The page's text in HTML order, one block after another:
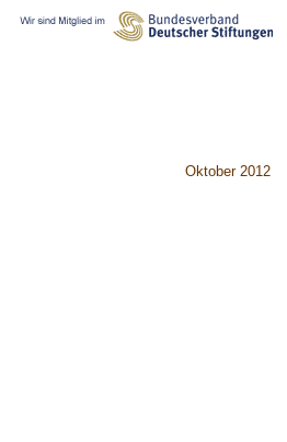
Oktober 2012